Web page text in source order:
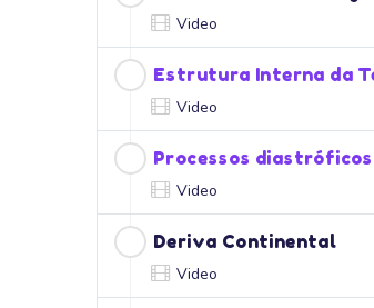
Video
Estrutura Interna da
Video
Processos diastróficos
Video
Deriva Continental
Video